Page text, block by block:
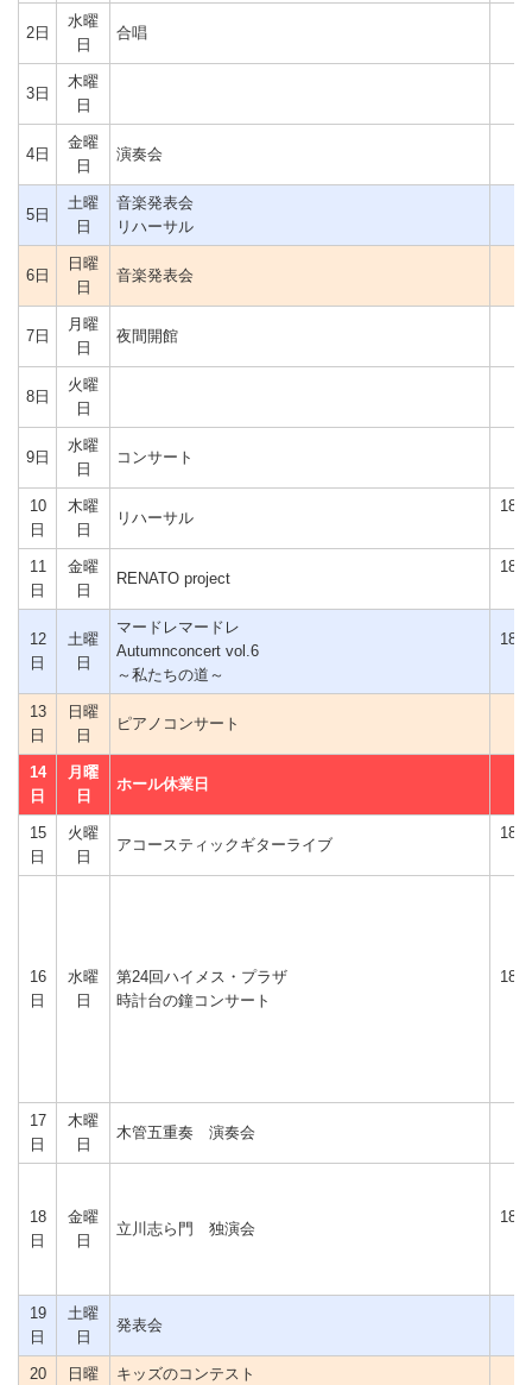
2日
水曜
日
合唱
3日
木曜
日
4日
金曜
日
演奏会
5日
土曜
日
音楽発表会
リハーサル
6日
日曜
日
音楽発表会
7日
月曜
日
夜間開館
8日
火曜
日
9日
水曜
日
コンサート
10
日
木曜
日
リハーサル
18
11
日
金曜
日
RENATO project
18
12
日
土曜
日
マードレマードレ
Autumnconcert vol.6
～私たちの道～
18
13
日
日曜
日
ピアノコンサート
14
日
月曜
日
ホール休業日
15
日
火曜
日
アコースティックギターライブ
18
16
日
水曜
日
第24回ハイメス・プラザ
時計台の鐘コンサート
18
17
日
木曜
日
木管五重奏 演奏会
18
日
金曜
日
立川志ら門 独演会
18
19
日
土曜
日
発表会
20
日曜
キッズのコンテスト